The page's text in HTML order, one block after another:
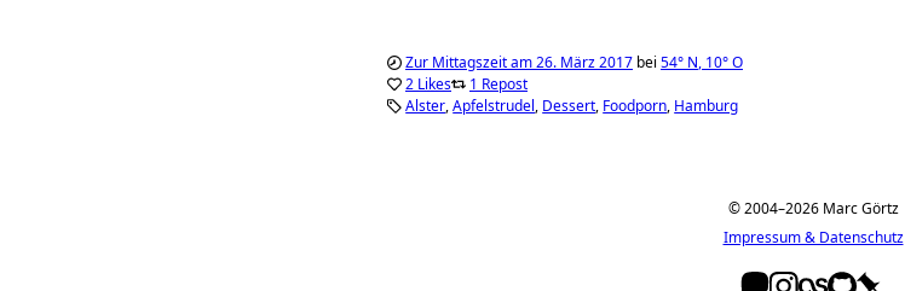
Zur Mittagszeit am 26. März 2017 bei 54° N, 10°O
2 Likes
1 Repost
Alster Apfelstrudel Dessert Foodporn Hamburg
© 2004–2026 Marc Görtz
Impressum & Datenschutz